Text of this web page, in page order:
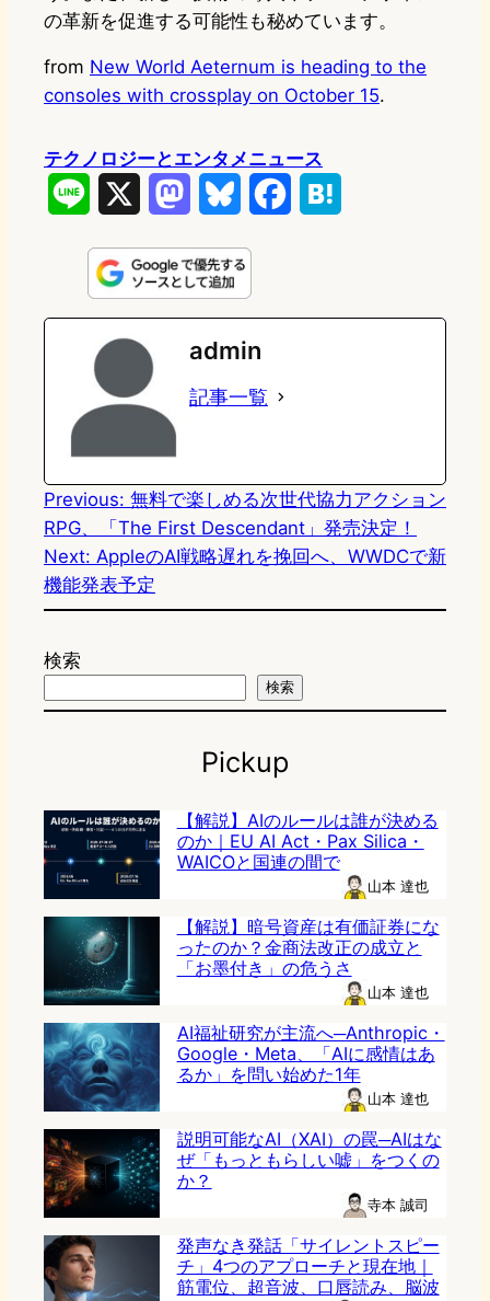
の革新を促進する可能性も秘めています。
from New World Aeternum is heading to the
consoles with crossplay on October 15.
テクノロジーとエンタメニュース
n
e
s
t
o
d
n
u
e
s
k
e
k
e
admin
記事一覧
Previous: 無料で楽しめる次世代協力アクション
RPG、「The First Descendant」発売決定！
Next: AppleのAI戦略遅れを挽回へ、WWDCで新
機能発表予定
検索
検索
Pickup
【解説】AIのルールは誰が決める
のか｜EU AI Act・Pax Silica・
WAICOと国連の間で
山本 達也
【解説】暗号資産は有価証券にな
ったのか？金商法改正の成立と
「お墨付き」の危うさ
山本 達也
AI福祉研究が主流へ─Anthropic・
Google・Meta、「AIに感情はあ
るか」を問い始めた1年
山本 達也
説明可能なAI（XAI）の罠─AIはな
ぜ「もっともらしい嘘」をつくの
か？
寺本 誠司
発声なき発話「サイレントスピー
チ」4つのアプローチと現在地｜
筋電位、超音波、口唇読み、脳波